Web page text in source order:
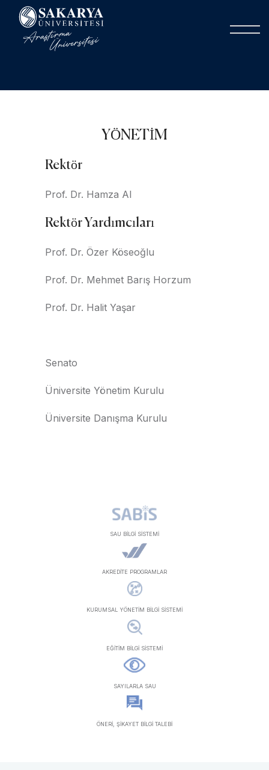
YÖNETİM
Rektör
Prof. Dr. Hamza Al
Rektör Yardımcıları
Prof. Dr. Özer Köseoğlu
Prof. Dr. Mehmet Barış Horzum
Prof. Dr. Halit Yaşar
Senato
Üniversite Yönetim Kurulu
Üniversite Danışma Kurulu
SAU BİLGİ SİSTEMİ
AKREDİTE PROGRAMLAR
KURUMSAL YÖNETİM BİLGİ SİSTEMİ
EĞİTİM BİLGİ SİSTEMİ
SAYILARLA SAU
ÖNERİ, ŞİKAYET BİLGİ TALEBİ